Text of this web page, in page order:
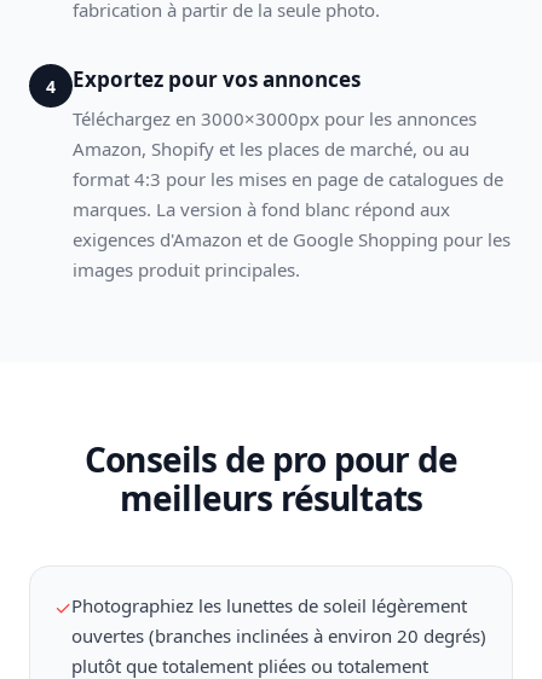
fabrication à partir de la seule photo.
4 Exportez pour vos annonces
Téléchargez en 3000×3000px pour les annonces
Amazon, Shopify et les places de marché, ou au
format 4:3 pour les mises en page de catalogues de
marques. La version à fond blanc répond aux
exigences d'Amazon et de Google Shopping pour les
images produit principales.
Conseils de pro pour de
meilleurs résultats
✓Photographiez les lunettes de soleil légèrement
ouvertes (branches inclinées à environ 20 degrés)
plutôt que totalement pliées ou totalement